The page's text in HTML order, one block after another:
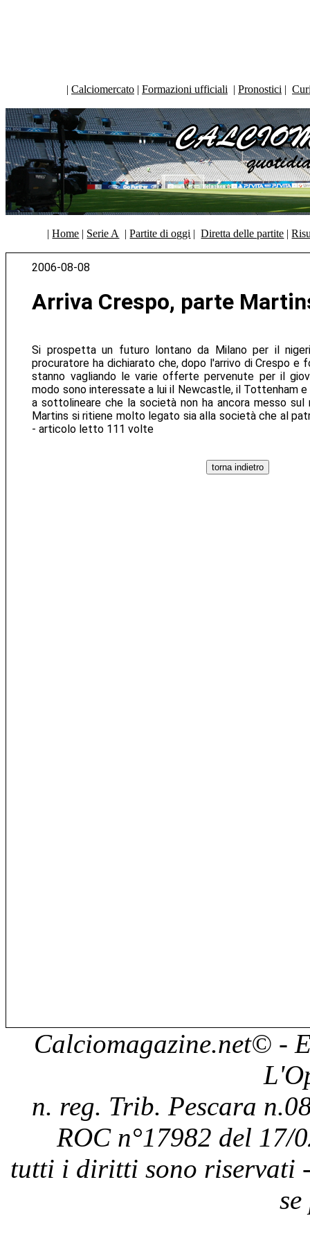
| Calciomercato | Formazioni ufficiali | Pronostici |
|Home | Serie A |Partite di oggi |Diretta delle partite |
2006-08-08
Arriva Crespo, parte
Si prospetta un futuro lontano da Milano per il
procuratore ha dichiarato che, dopo l'arrivo di Crespo e
stanno vagliando le varie offerte pervenute per il
modo sono interessate a lui il Newcastle, il Tottenham
a sottolineare che la società non ha ancora messo
Martins si ritiene molto legato sia alla società che al
- articolo letto 111 volte
Calciomagazine.net© -
n. reg. Trib. Pescara
ROC n°17982 del 17/
tutti i diritti sono riservati